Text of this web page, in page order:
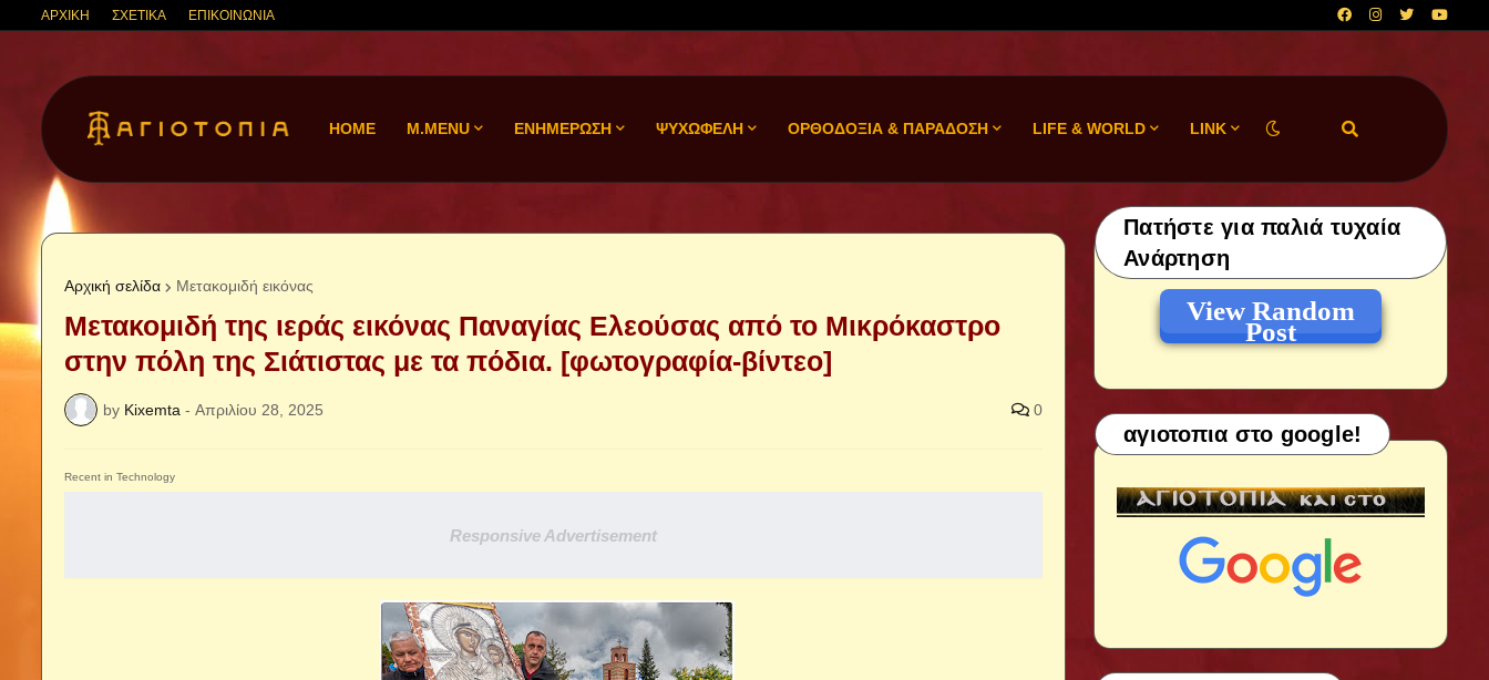
ΑΡΧΙΚΗ ΣΧΕΤΙΚΑ ΕΠΙΚΟΙΝΩΝΙΑ
HOME M.MENU ΕΝΗΜΕΡΩΣΗ ΨΥΧΩΦΕΛΗ ΟΡΘΟΔΟΞΙΑ & ΠΑΡΑΔΟΣΗ LIFE & WORLD LINK
Αρχική σελίδα Μετακομιδή εικόνας
Μετακομιδή της ιεράς εικόνας Παναγίας Ελεούσας από το Μικρόκαστρο
στην πόλη της Σιάτιστας με τα πόδια. [φωτογραφία-βίντεο]
by Kixemta - Απριλίου 28, 2025 0
Recent in Technology
Responsive Advertisement
Πατήστε για παλιά τυχαία
Ανάρτηση
View Random
Post
αγιοτοπια στο google!